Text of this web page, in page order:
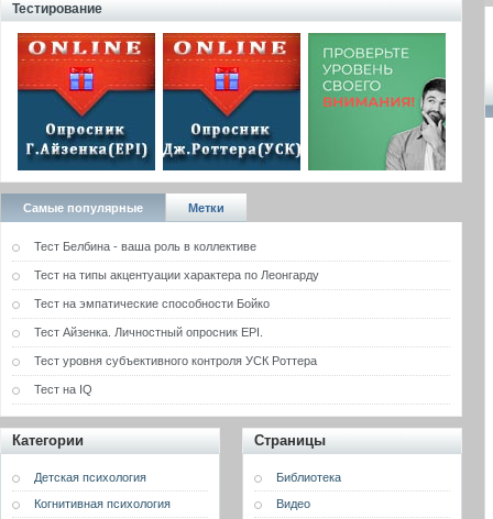
Тестирование
Самые популярные Метки
Тест Белбина - ваша роль в коллективе
Тест на типы акцентуации характера по Леонгарду
Тест на эмпатические способности Бойко
Тест Айзенка. Личностный опросник EPI.
Тест уровня субъективного контроля УСК Роттера
Тест на IQ
Категории
Детская психология
Когнитивная психология
Страницы
Библиотека
Видео